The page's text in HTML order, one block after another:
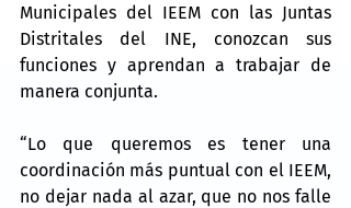
Municipales del IEEM con las Juntas
Distritales del INE, conozcan sus
funciones y aprendan a trabajar de
manera conjunta.
“Lo que queremos es tener una
coordinación más puntual con el IEEM,
no dejar nada al azar, que no nos falle